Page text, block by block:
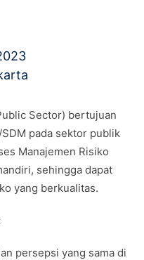
Sector) bertujuan
pada sektor publik
Manajemen Risiko
sehingga dapat
yang berkualitas.
persepsi yang sama di